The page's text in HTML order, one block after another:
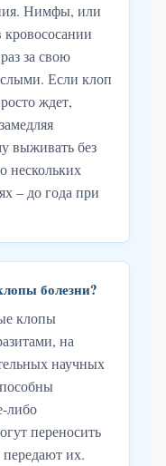
Нимфы, или
за свою
Если клоп
ждет,
выживать без
нескольких
– до года при
болезни?
клопы
на
научных
либо
переносить
передают их.